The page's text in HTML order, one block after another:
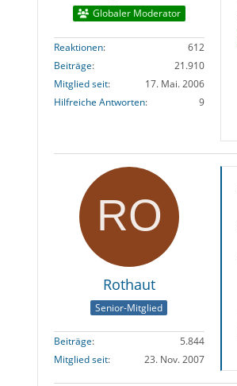
Globaler Moderator
Reaktionen
612
Beiträge
21.910
Mitglied seit
17. Mai. 2006
Hilfreiche Antworten
9
Rothaut
Senior-Mitglied
Beiträge
5.844
Mitglied seit
23. Nov. 2007